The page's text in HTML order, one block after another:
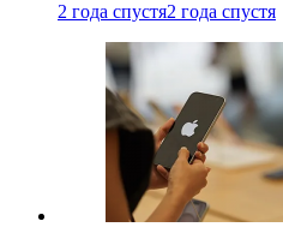
2 года спустя2 года спустя